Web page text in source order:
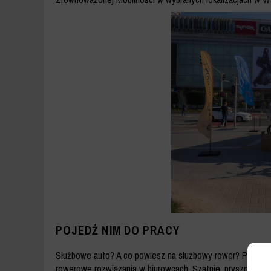
POJEDŹ NIM DO PRACY
Służbowe auto? A co powiesz na służbowy rower?